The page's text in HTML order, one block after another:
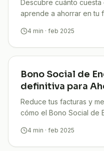
Descubre cuánto cuesta
aprende a ahorrar en tu
4 min · feb 2025
Bono Social de
definitiva para
Reduce tus facturas y
cómo el Bono Social de
4 min · feb 2025